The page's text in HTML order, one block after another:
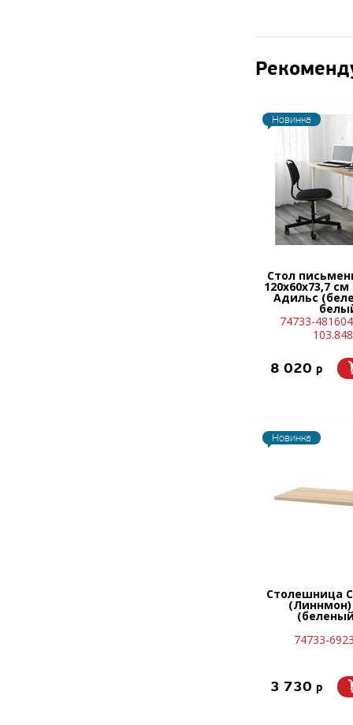
Новинка
Стол
120х60х73,7
Адильс
74733-
8 020 p
Новинка
Столешница
(Линнмон)
74733-
3 730 p